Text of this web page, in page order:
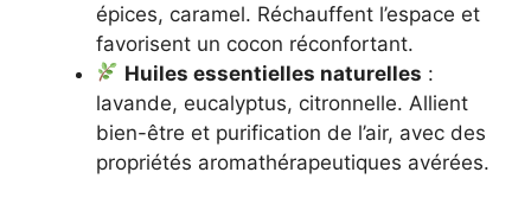
épices, caramel. Réchauffent l’espace et
favorisent un cocon réconfortant.
Huiles essentielles naturelles :
lavande, eucalyptus, citronnelle. Allient
bien-être et purification de l’air, avec des
propriétés aromathérapeutiques avérées.